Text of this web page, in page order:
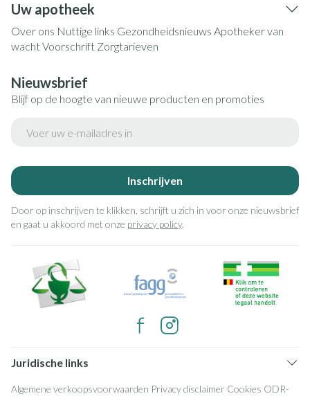
Uw apotheek
Over ons Nuttige links Gezondheidsnieuws Apotheker van
wachtVoorschrift Zorgtarieven
Nieuwsbrief
Blijf op de hoogte van nieuwe producten en promoties
Inschrijven
Door op inschrijven te klikken, schrijft u zich in voor onze nieuwsbrief
en gaat u akkoord met onze privacy policy.
Juridische links
Algemene verkoopsvoorwaarden Privacy disclaimer Cookies ODR-